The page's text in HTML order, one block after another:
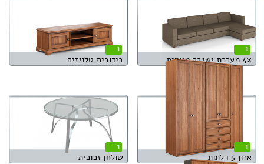
1
4x מערכת ישיבה פינתית
1
בידורית טלויזיה
1
ארון 5 דלתות
1
שולחן זכוכית